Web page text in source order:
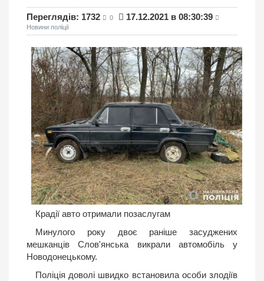
Переглядів: 1732 0 17.12.2021 в 08:30:39
Новини поліції
Крадії авто отримали позаслугам
Минулого року двоє раніше засуджених
мешканців Слов'янська викрали автомобіль у
Новодонецькому.
Поліція доволі швидко встановила особи злодіїв